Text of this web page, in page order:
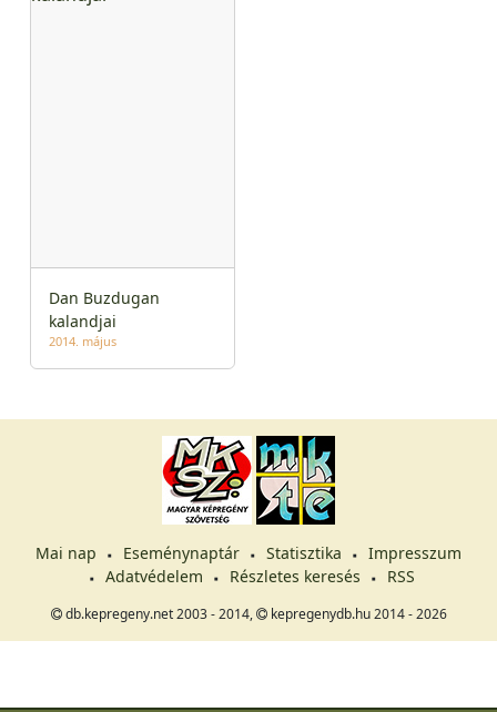
Dan Buzdugan
kalandjai
2014. május
Mai nap Eseménynaptár Statisztika
Impresszum
Adatvédelem
Részletes keresés RSS
db.kepregeny.net 2003 - 2014, kepregenydb.hu 2014 - 2026